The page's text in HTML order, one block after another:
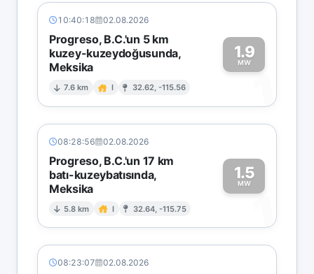
10:40:18 02.08.2026
Progreso, B.C.'un 5 km
kuzey-kuzeydoğusunda,
Meksika
7.6 km I 32.62, -115.56
1.9
MW
1
08:28:56 02.08.2026
Progreso, B.C.'un 17 km
batı-kuzeybatısında,
Meksika
5.8 km I 32.64, -115.75
1.5
MW
1
08:23:07 02.08.2026